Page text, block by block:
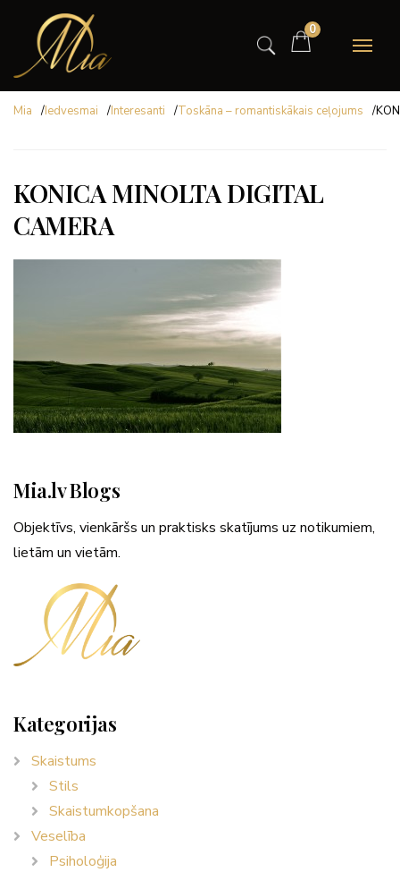
0
Mia /Iedvesmai /Interesanti /Toskāna – romantiskākais ceļojums /
KONICA MINOLTA DIGITAL
CAMERA
Mia.lv Blogs
Objektīvs, vienkāršs un praktisks skatījums uz notikumiem,
lietām un vietām.
Kategorijas
Skaistums
Stils
Skaistumkopšana
Veselība
Psiholoģija